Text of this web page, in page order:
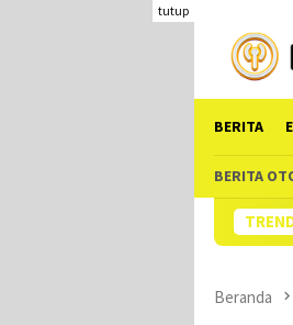
konten
tutup
BERITA
BERITA
Beranda